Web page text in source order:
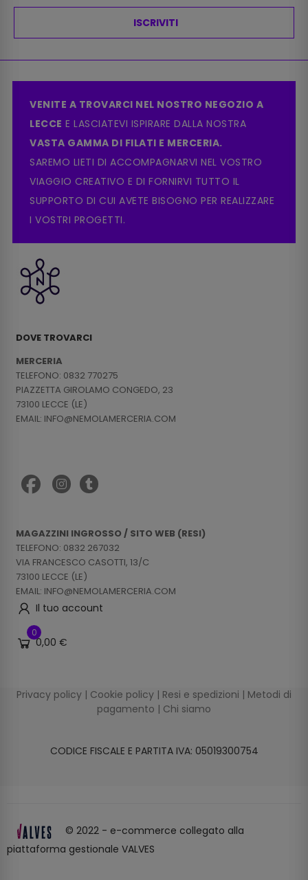
ISCRIVITI
VENITE A TROVARCI NEL NOSTRO NEGOZIO A
LECCE E LASCIATEVI ISPIRARE DALLA NOSTRA
VASTA GAMMA DI FILATI E MERCERIA.
SAREMO LIETI DI ACCOMPAGNARVI NEL VOSTRO
VIAGGIO CREATIVO E DI FORNIRVI TUTTO IL
SUPPORTO DI CUI AVETE BISOGNO PER REALIZZARE
I VOSTRI PROGETTI.
DOVE TROVARCI
MERCERIA
TELEFONO: 0832 770275
PIAZZETTA GIROLAMO CONGEDO, 23
73100 LECCE (LE)
EMAIL: INFO@NEMOLAMERCERIA.COM
MAGAZZINI INGROSSO / SITO WEB (RESI)
TELEFONO: 0832 267032
VIA FRANCESCO CASOTTI, 13/C
73100 LECCE (LE)
EMAIL: INFO@NEMOLAMERCERIA.COM
Il tuo account
0
0,00 €
Privacy policy | Cookie policy | Resi e spedizioni | Metodi di
pagamento | Chi siamo
CODICE FISCALE E PARTITA IVA: 05019300754
© 2022 - e-commerce collegato alla
piattaforma gestionale VALVES